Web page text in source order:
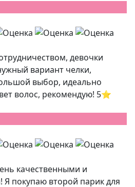
девочки
вариант челки,
выбор, идеально
волос, рекомендую! 5⭐️
качественными и
покупаю второй парик для